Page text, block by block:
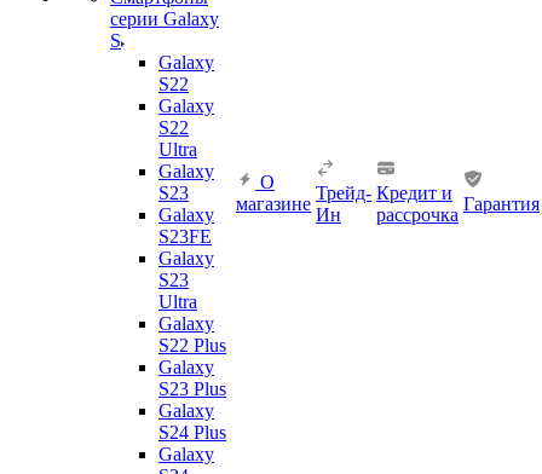
серии Galaxy
S
Galaxy
S22
Galaxy
S22
Ultra
Galaxy
S23
Galaxy
S23FE
Galaxy
S23
Ultra
Galaxy
S22 Plus
Galaxy
S23 Plus
Galaxy
S24 Plus
Galaxy
О
магазине
Трейд-
Ин
Кредит и
рассрочка
Гарантия